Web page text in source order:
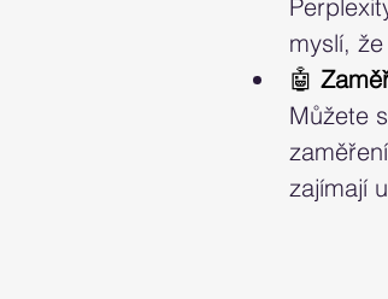
myslí,
🤖
Můžete
zajímají